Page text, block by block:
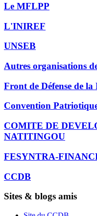
Le MFLPP
L'INIREF
UNSEB
Autres organisations
Front de Défense de la
Convention
COMITE DE
NATITINGOU
FESYNTRA-
CCDB
Sites & blogs amis